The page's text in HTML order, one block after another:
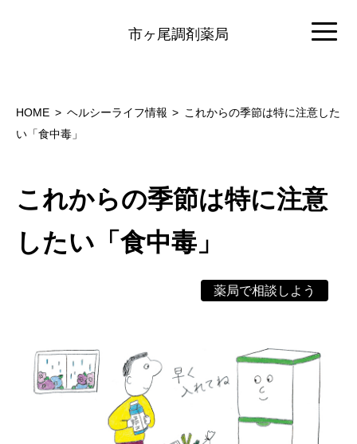
市ヶ尾調剤薬局
HOME ヘルシーライフ情報
これからの季節は特に注意した
い「食中毒」
これからの季節は特に注意
したい「食中毒」
薬局で相談しよう